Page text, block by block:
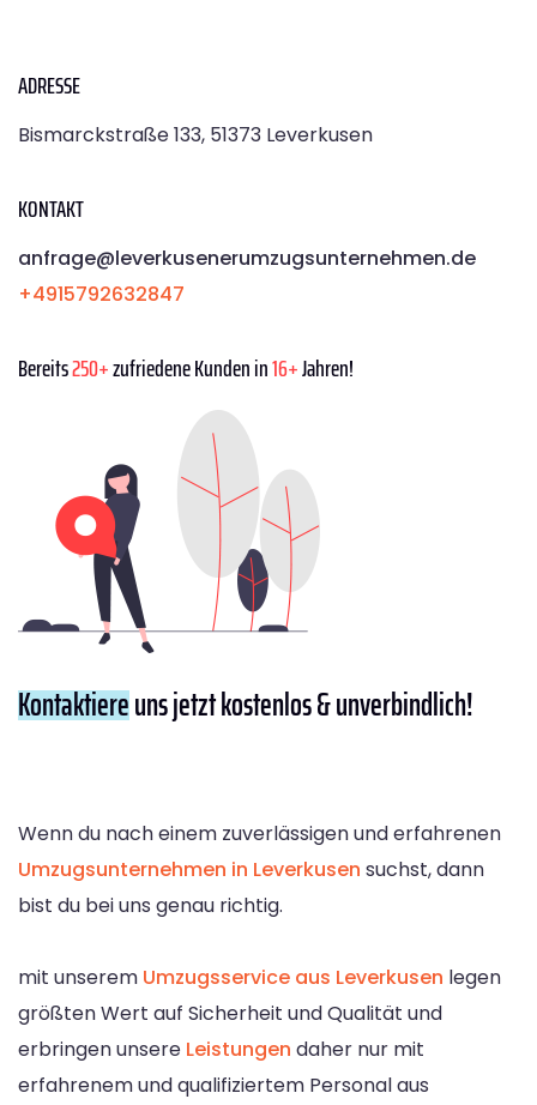
ADRESSE
Bismarckstraße 133, 51373 Leverkusen
KONTAKT
anfrage@leverkusenerumzugsunternehmen.de
+4915792632847
Bereits250+zufriedene Kunden in16+Jahren!
Kontaktiereuns jetzt kostenlos & unverbindlich!
Wenn du nach einem zuverlässigen und erfahrenen
Umzugsunternehmen in Leverkusen suchst, dann
bist du bei uns genau richtig.
mit unserem Umzugsservice aus Leverkusen legen
größten Wert auf Sicherheit und Qualität und
erbringen unsere Leistungen daher nur mit
erfahrenem und qualifiziertem Personal aus